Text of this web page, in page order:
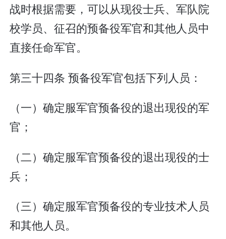
战时根据需要，可以从现役士兵、军队院
校学员、征召的预备役军官和其他人员中
直接任命军官。
第三十四条 预备役军官包括下列人员：
（一）确定服军官预备役的退出现役的军
官；
（二）确定服军官预备役的退出现役的士
兵；
（三）确定服军官预备役的专业技术人员
和其他人员。